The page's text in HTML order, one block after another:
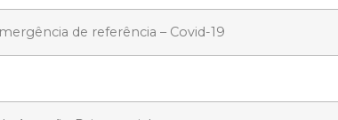
de referência – Covid-19